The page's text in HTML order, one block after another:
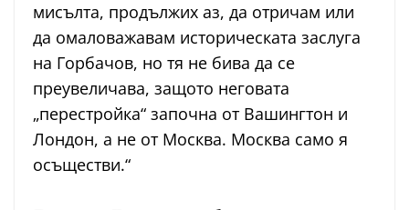
мисълта, продължих аз, да отричам или
да омаловажавам историческата заслуга
на Горбачов, но тя не бива да се
преувеличава, защото неговата
„перестройка“ започна от Вашингтон и
Лондон, а не от Москва. Москва само я
осъществи.“